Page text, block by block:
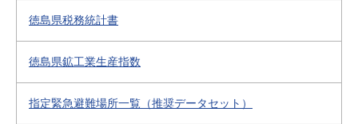
徳島県税務統計書
徳島県鉱工業生産指数
指定緊急避難場所一覧（推奨データセット）